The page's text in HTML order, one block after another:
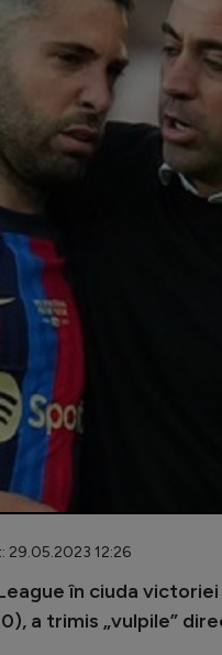
29.05.2023 12:26
în ciuda victoriei
a trimis „vulpile”